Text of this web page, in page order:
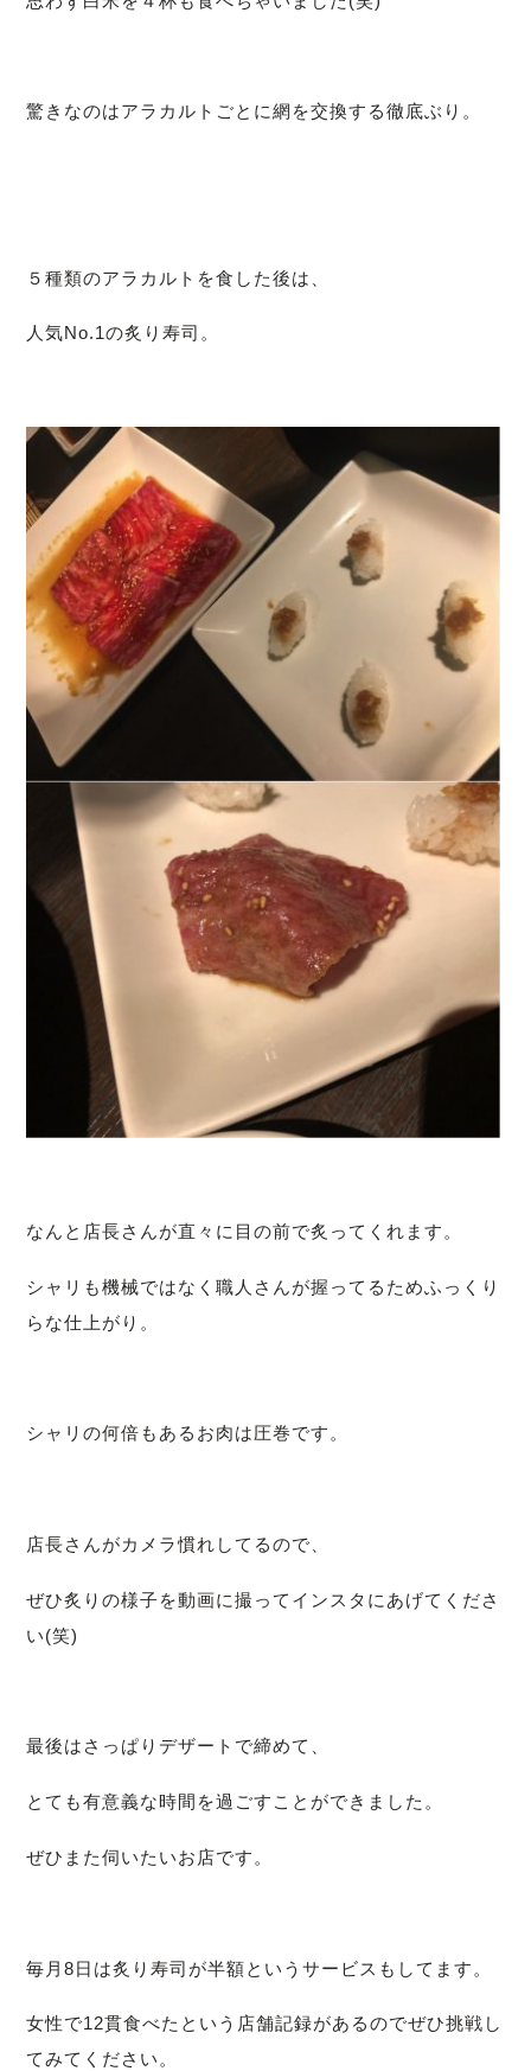
驚きなのはアラカルトごとに網を交換する徹底ぶり。
５種類のアラカルトを食した後は、
人気No.1の炙り寿司。
なんと店長さんが直々に目の前で炙ってくれます。
シャリも機械ではなく職人さんが握ってるためふっくり
らな仕上がり。
シャリの何倍もあるお肉は圧巻です。
店長さんがカメラ慣れしてるので、
ぜひ炙りの様子を動画に撮ってインスタにあげてくださ
い(笑)
最後はさっぱりデザートで締めて、
とても有意義な時間を過ごすことができました。
ぜひまた伺いたいお店です。
毎月8日は炙り寿司が半額というサービスもしてます。
女性で12貫食べたという店舗記録があるのでぜひ挑戦し
てみてください。